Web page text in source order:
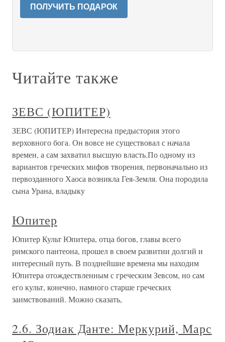
ПОЛУЧИТЬ ПОДАРОК
Читайте также
ЗЕВС (ЮПИТЕР)
ЗЕВС (ЮПИТЕР) Интересна предыстория этого
верховного бога. Он вовсе не существовал с начала
времен, а сам захватил высшую власть.По одному из
вариантов греческих мифов творения, первоначально из
первозданного Хаоса возникла Гея-Земля. Она породила
сына Урана, владыку
Юпитер
Юпитер Культ Юпитера, отца богов, главы всего
римского пантеона, прошел в своем развитии долгий и
интересный путь. В позднейшие времена мы находим
Юпитера отождествленным с греческим Зевсом, но сам
его культ, конечно, намного старше греческих
заимствований. Можно сказать,
2.6. Зодиак Данте: Меркурий, Марс